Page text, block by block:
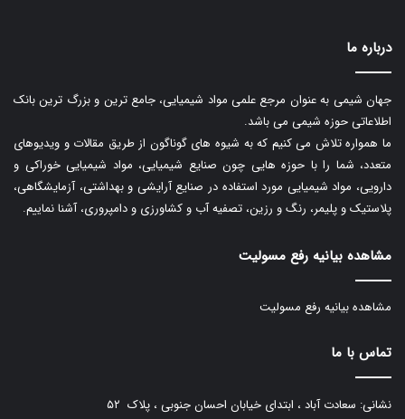
درباره ما
جهان شیمی به عنوان مرجع علمی مواد شیمیایی، جامع ترین و بزرگ ترین بانک
اطلاعاتی حوزه شیمی می باشد.
ما همواره تلاش می کنیم که به شیوه های گوناگون از طریق مقالات و ویدیوهای
متعدد، شما را با حوزه هایی چون صنایع شیمیایی، مواد شیمیایی خوراکی و
دارویی، مواد شیمیایی مورد استفاده در صنایع آرایشی و بهداشتی، آزمایشگاهی،
پلاستیک و پلیمر، رنگ و رزین، تصفیه آب و کشاورزی و دامپروری، آشنا نماییم.
مشاهده بیانیه رفع مسولیت
مشاهده بیانیه رفع مسولیت
تماس با ما
نشانی: سعادت آباد ، ابتدای خیابان احسان جنوبی ، پلاک ۵۲